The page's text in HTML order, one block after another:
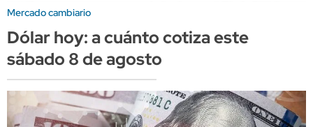
Mercado cambiario
Dólar hoy: a cuánto cotiza este
sábado 8 de agosto